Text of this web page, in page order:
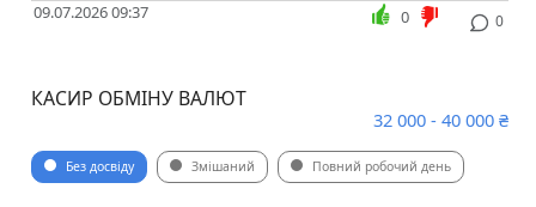
09.07.2026 09:37 0
0
КАСИР ОБМІНУ ВАЛЮТ
32 000 - 40 000 ₴
Без досвіду Змішаний Повний робочий день